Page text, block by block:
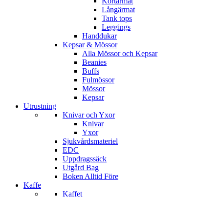
Långärmat
Tank tops
Leggings
Handdukar
Kepsar & Mössor
Alla Mössor och Kepsar
Beanies
Buffs
Fulmössor
Mössor
Kepsar
Utrustning
Knivar och Yxor
Knivar
Yxor
Sjukvårdsmateriel
EDC
Uppdragssäck
Utgård Bag
Boken Alltid Före
Kaffe
Kaffet